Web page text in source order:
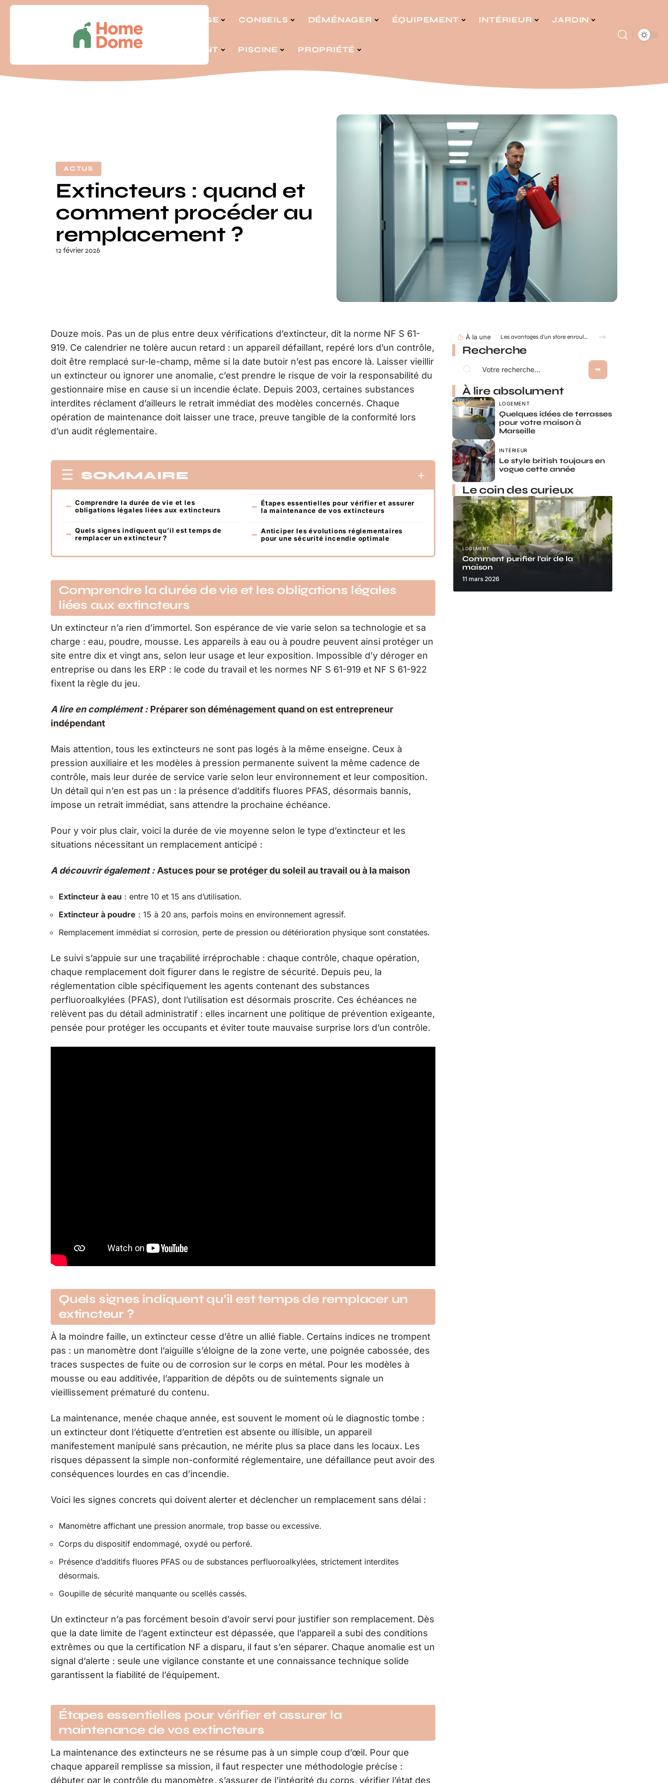
BRICOLAGE CONSEILS DÉMÉNAGER ÉQUIPEMENT INTÉRIEUR JARDIN
LOGEMENT PISCINE PROPRIÉTÉ
ACTUS
Extincteurs : quand et
comment procéder au
remplacement ?
12 février 2026
Douze mois. Pas un de plus entre deux vérifications d’extincteur, dit la norme NF S 61-
919. Ce calendrier ne tolère aucun retard : un appareil défaillant, repéré lors d’un contrôle,
doit être remplacé sur-le-champ, même si la date butoir n’est pas encore là. Laisser vieillir
un extincteur ou ignorer une anomalie, c’est prendre le risque de voir la responsabilité du
gestionnaire mise en cause si un incendie éclate. Depuis 2003, certaines substances
interdites réclament d’ailleurs le retrait immédiat des modèles concernés. Chaque
opération de maintenance doit laisser une trace, preuve tangible de la conformité lors
d’un audit réglementaire.
SOMMAIRE
Comprendre la durée de vie et les
obligations légales liées aux extincteurs
Quels signes indiquent qu’il est temps de
remplacer un extincteur ?
Étapes essentielles pour vérifier et assurer
la maintenance de vos extincteurs
Anticiper les évolutions réglementaires
pour une sécurité incendie optimale
Comprendre la durée de vie et les obligations légales
liées aux extincteurs
Un extincteur n’a rien d’immortel. Son espérance de vie varie selon sa technologie et sa
charge : eau, poudre, mousse. Les appareils à eau ou à poudre peuvent ainsi protéger un
site entre dix et vingt ans, selon leur usage et leur exposition. Impossible d’y déroger en
entreprise ou dans les ERP : le code du travail et les normes NF S 61-919 et NF S 61-922
fixent la règle du jeu.
A lire en complément : Préparer son déménagement quand on est entrepreneur
indépendant
Mais attention, tous les extincteurs ne sont pas logés à la même enseigne. Ceux à
pression auxiliaire et les modèles à pression permanente suivent la même cadence de
contrôle, mais leur durée de service varie selon leur environnement et leur composition.
Un détail qui n’en est pas un : la présence d’additifs fluores PFAS, désormais bannis,
impose un retrait immédiat, sans attendre la prochaine échéance.
Pour y voir plus clair, voici la durée de vie moyenne selon le type d’extincteur et les
situations nécessitant un remplacement anticipé :
A découvrir également : Astuces pour se protéger du soleil au travail ou à la maison
Extincteur à eau : entre 10 et 15 ans d’utilisation.
Extincteur à poudre : 15 à 20 ans, parfois moins en environnement agressif.
Remplacement immédiat si corrosion, perte de pression ou détérioration physique sont constatées.
Le suivi s’appuie sur une traçabilité irréprochable : chaque contrôle, chaque opération,
chaque remplacement doit figurer dans le registre de sécurité. Depuis peu, la
réglementation cible spécifiquement les agents contenant des substances
perfluoroalkylées (PFAS), dont l’utilisation est désormais proscrite. Ces échéances ne
relèvent pas du détail administratif : elles incarnent une politique de prévention exigeante,
pensée pour protéger les occupants et éviter toute mauvaise surprise lors d’un contrôle.
Quels signes indiquent qu’il est temps de remplacer un
extincteur ?
À la moindre faille, un extincteur cesse d’être un allié fiable. Certains indices ne trompent
pas : un manomètre dont l’aiguille s’éloigne de la zone verte, une poignée cabossée, des
traces suspectes de fuite ou de corrosion sur le corps en métal. Pour les modèles à
mousse ou eau additivée, l’apparition de dépôts ou de suintements signale un
vieillissement prématuré du contenu.
La maintenance, menée chaque année, est souvent le moment où le diagnostic tombe :
un extincteur dont l’étiquette d’entretien est absente ou illisible, un appareil
manifestement manipulé sans précaution, ne mérite plus sa place dans les locaux. Les
risques dépassent la simple non-conformité réglementaire, une défaillance peut avoir des
conséquences lourdes en cas d’incendie.
Voici les signes concrets qui doivent alerter et déclencher un remplacement sans délai :
Manomètre affichant une pression anormale, trop basse ou excessive.
Corps du dispositif endommagé, oxydé ou perforé.
Présence d’additifs fluores PFAS ou de substances perfluoroalkylées, strictement interdites
désormais.
Goupille de sécurité manquante ou scellés cassés.
Un extincteur n’a pas forcément besoin d’avoir servi pour justifier son remplacement. Dès
que la date limite de l’agent extincteur est dépassée, que l’appareil a subi des conditions
extrêmes ou que la certification NF a disparu, il faut s’en séparer. Chaque anomalie est un
signal d’alerte : seule une vigilance constante et une connaissance technique solide
garantissent la fiabilité de l’équipement.
Étapes essentielles pour vérifier et assurer la
maintenance de vos extincteurs
La maintenance des extincteurs ne se résume pas à un simple coup d’œil. Pour que
chaque appareil remplisse sa mission, il faut respecter une méthodologie précise :
débuter par le contrôle du manomètre, s’assurer de l’intégrité du corps, vérifier l’état des
À la une Les avantages d’un store enrouleur sur mesure : confort, design et adaptabilité
Recherche
À lire absolument
LOGEMENT
Quelques idées de terrasses
pour votre maison à
Marseille
INTÉRIEUR
Le style british toujours en
vogue cette année
Le coin des curieux
LOGEMENT
Comment purifier l’air de la
maison
11 mars 2026